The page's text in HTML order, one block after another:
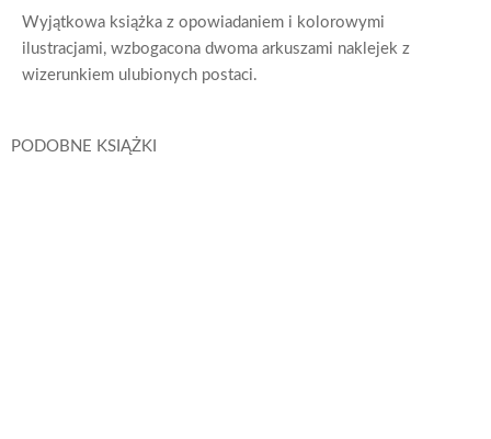
Wyjątkowa książka z opowiadaniem i kolorowymi
ilustracjami, wzbogacona dwoma arkuszami naklejek z
wizerunkiem ulubionych postaci.
PODOBNE KSIĄŻKI